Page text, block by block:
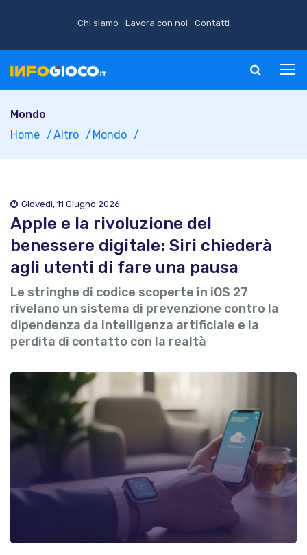
Chi siamo Lavora con noi Contatti
Mondo
Home
Altro Mondo
Giovedì, 11 Giugno 2026
Apple e la rivoluzione del
benessere digitale: Siri chiederà
agli utenti di fare una pausa
Le stringhe di codice scoperte in iOS 27
rivelano un sistema di prevenzione contro la
dipendenza da intelligenza artificiale e la
perdita di contatto con la realtà